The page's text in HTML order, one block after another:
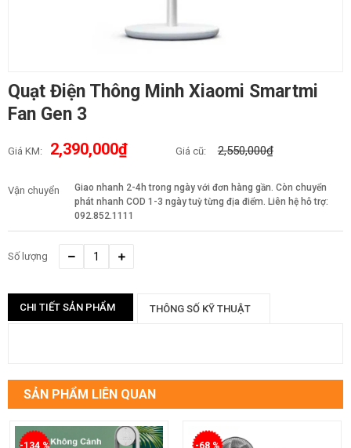
Quạt Điện Thông Minh Xiaomi Smartmi
Fan Gen 3
Giá KM: 2,390,000₫ Giá cũ: 2,550,000₫
Vận chuyển
Giao nhanh 2-4h trong ngày với đơn hàng gần. Còn chuyển
phát nhanh COD 1-3 ngày tuỳ từng địa điểm. Liên hệ hỗ trợ:
092.852.1111
Số lượng
CHI TIẾT SẢN PHẨM THÔNG SỐ KỸ THUẬT
SẢN PHẨM LIÊN QUAN
-134 % -68 %